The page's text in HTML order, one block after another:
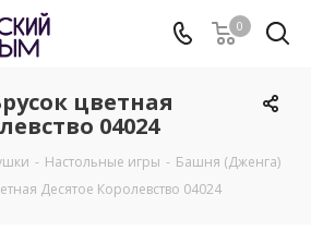
0
цветная
04024
- Настольные игры - Башня (Дженга)
Десятое Королевство 04024